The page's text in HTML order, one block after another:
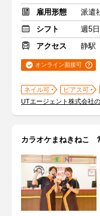
雇用形態
派遣
シフト
週5日
アクセス
静駅
オンライン面接可
ネイル可 ピアス可
UTエージェント株式会社
カラオケまねきねこ